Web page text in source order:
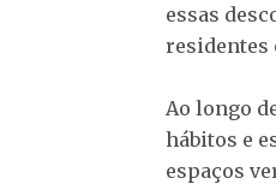
essas
residentes
Ao longo
hábitos e
espaços